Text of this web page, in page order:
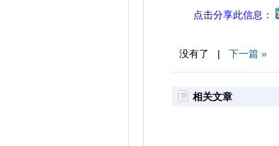
点击分享此信息：
没有了 | 下一篇 »
相关文章